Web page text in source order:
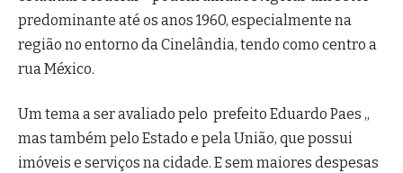
predominante até os anos 1960, especialmente na
região no entorno da Cinelândia, tendo como centro a
rua México.
Um tema a ser avaliado pelo prefeito Eduardo Paes ,,
mas também pelo Estado e pela União, que possui
imóveis e serviços na cidade. E sem maiores despesas